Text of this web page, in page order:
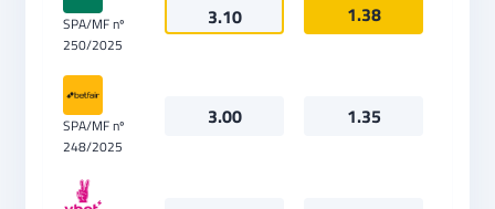
SPA/MF nº
250/2025
3.10 1.38
SPA/MF nº
248/2025
3.00 1.35